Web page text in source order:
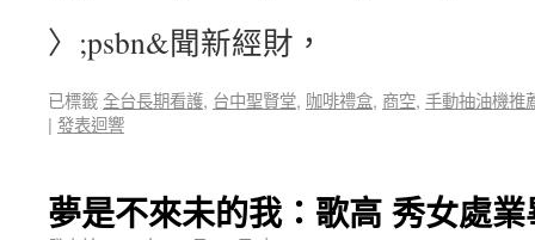
〉;psbn&聞新經財，
已標籤全台長期看護, 台中聖賢堂, 咖啡禮盒, 商空, 手動抽油機推
| 發表迴響
夢是不來未的我：歌高 秀女處